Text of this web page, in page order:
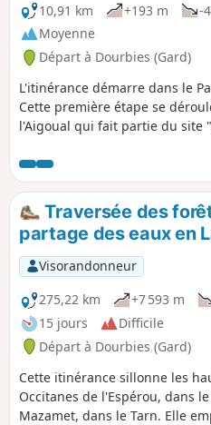
balisés en Jaune et GR® en
Blanc. Vous serez également
guidés par les balises jalonnant
boucle.
10,91 km
+193 m -
Moyenne
Départ à Dourbies (Gard)
L'itinérance démarre dans le
Cette première étape se
l'Aigoual qui fait partie du site
l'Unesco. On suit la draille
empruntée aujourd'hui
les estives de l'Aigoual.
Traversée des
partage des eaux en
Visorandonneur
275,22 km
+7 593 m
15 jours
Difficile
Départ à Dourbies (Gard)
Cette itinérance sillonne les
Occitanes de l'Espérou, dans
Mazamet, dans le Tarn. Elle